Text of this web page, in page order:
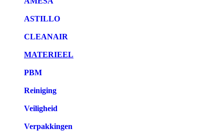
ASTILLO
CLEANAIR
MATERIEEL
PBM
Reiniging
Veiligheid
Verpakkingen